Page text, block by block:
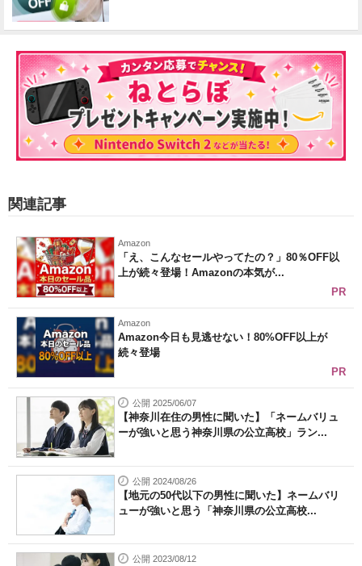
関連記事
Amazon
「え、こんなセールやってたの？」80％OFF以
上が続々登場！Amazonの本気が...
PR
Amazon
Amazon今日も見逃せない！80%OFF以上が
続々登場
PR
公開 2025/06/07
【神奈川在住の男性に聞いた】「ネームバリュ
ーが強いと思う神奈川県の公立高校」ラン...
公開 2024/08/26
【地元の50代以下の男性に聞いた】ネームバリ
ューが強いと思う「神奈川県の公立高校...
公開 2023/08/12